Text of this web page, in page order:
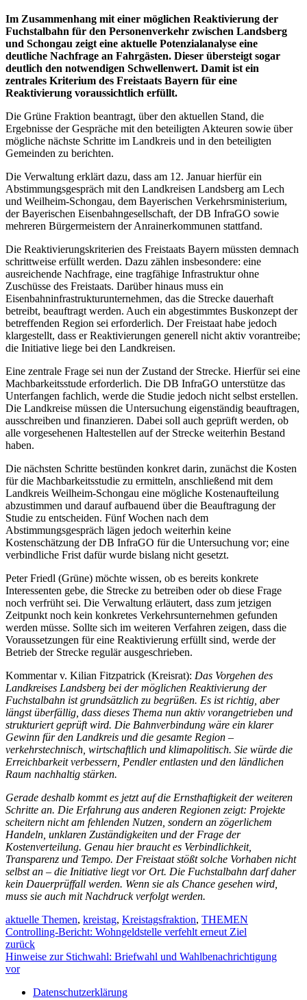
Im Zusammenhang mit einer möglichen Reaktivierung der
Fuchstalbahn für den Personenverkehr zwischen Landsberg
und Schongau zeigt eine aktuelle Potenzialanalyse eine
deutliche Nachfrage an Fahrgästen. Dieser übersteigt sogar
deutlich den notwendigen Schwellenwert. Damit ist ein
zentrales Kriterium des Freistaats Bayern für eine
Reaktivierung voraussichtlich erfüllt.
Die Grüne Fraktion beantragt, über den aktuellen Stand, die
Ergebnisse der Gespräche mit den beteiligten Akteuren sowie über
mögliche nächste Schritte im Landkreis und in den beteiligten
Gemeinden zu berichten.
Die Verwaltung erklärt dazu, dass am 12. Januar hierfür ein
Abstimmungsgespräch mit den Landkreisen Landsberg am Lech
und Weilheim-Schongau, dem Bayerischen Verkehrsministerium,
der Bayerischen Eisenbahngesellschaft, der DB InfraGO sowie
mehreren Bürgermeistern der Anrainerkommunen stattfand.
Die Reaktivierungskriterien des Freistaats Bayern müssten demnach
schrittweise erfüllt werden. Dazu zählen insbesondere: eine
ausreichende Nachfrage, eine tragfähige Infrastruktur ohne
Zuschüsse des Freistaats. Darüber hinaus muss ein
Eisenbahninfrastrukturunternehmen, das die Strecke dauerhaft
betreibt, beauftragt werden. Auch ein abgestimmtes Buskonzept der
betreffenden Region sei erforderlich. Der Freistaat habe jedoch
klargestellt, dass er Reaktivierungen generell nicht aktiv vorantreibe;
die Initiative liege bei den Landkreisen.
Eine zentrale Frage sei nun der Zustand der Strecke. Hierfür sei eine
Machbarkeitsstude erforderlich. Die DB InfraGO unterstütze das
Unterfangen fachlich, werde die Studie jedoch nicht selbst erstellen.
Die Landkreise müssen die Untersuchung eigenständig beauftragen,
ausschreiben und finanzieren. Dabei soll auch geprüft werden, ob
alle vorgesehenen Haltestellen auf der Strecke weiterhin Bestand
haben.
Die nächsten Schritte bestünden konkret darin, zunächst die Kosten
für die Machbarkeitsstudie zu ermitteln, anschließend mit dem
Landkreis Weilheim-Schongau eine mögliche Kostenaufteilung
abzustimmen und darauf aufbauend über die Beauftragung der
Studie zu entscheiden. Fünf Wochen nach dem
Abstimmungsgespräch lägen jedoch weiterhin keine
Kostenschätzung der DB InfraGO für die Untersuchung vor; eine
verbindliche Frist dafür wurde bislang nicht gesetzt.
Peter Friedl (Grüne) möchte wissen, ob es bereits konkrete
Interessenten gebe, die Strecke zu betreiben oder ob diese Frage
noch verfrüht sei. Die Verwaltung erläutert, dass zum jetzigen
Zeitpunkt noch kein konkretes Verkehrsunternehmen gefunden
werden müsse. Sollte sich im weiteren Verfahren zeigen, dass die
Voraussetzungen für eine Reaktivierung erfüllt sind, werde der
Betrieb der Strecke regulär ausgeschrieben.
Kommentar v. Kilian Fitzpatrick (Kreisrat): Das Vorgehen des
Landkreises Landsberg bei der möglichen Reaktivierung der
Fuchstalbahn ist grundsätzlich zu begrüßen. Es ist richtig, aber
längst überfällig, dass dieses Thema nun aktiv vorangetrieben und
strukturiert geprüft wird. Die Bahnverbindung wäre ein klarer
Gewinn für den Landkreis und die gesamte Region –
verkehrstechnisch, wirtschaftlich und klimapolitisch. Sie würde die
Erreichbarkeit verbessern, Pendler entlasten und den ländlichen
Raum nachhaltig stärken.
Gerade deshalb kommt es jetzt auf die Ernsthaftigkeit der weiteren
Schritte an. Die Erfahrung aus anderen Regionen zeigt: Projekte
scheitern nicht am fehlenden Nutzen, sondern an zögerlichem
Handeln, unklaren Zuständigkeiten und der Frage der
Kostenverteilung. Genau hier braucht es Verbindlichkeit,
Transparenz und Tempo. Der Freistaat stößt solche Vorhaben nicht
selbst an – die Initiative liegt vor Ort. Die Fuchstalbahn darf daher
kein Dauerprüffall werden. Wenn sie als Chance gesehen wird,
muss sie auch mit Nachdruck verfolgt werden.
aktuelle Themen, kreistag, Kreistagsfraktion, THEMEN
Controlling-Bericht: Wohngeldstelle verfehlt erneut Ziel
zurück
Hinweise zur Stichwahl: Briefwahl und Wahlbenachrichtigung
vor
Datenschutzerklärung